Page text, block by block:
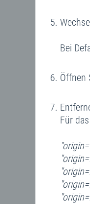
Bei
Öffnen
Für